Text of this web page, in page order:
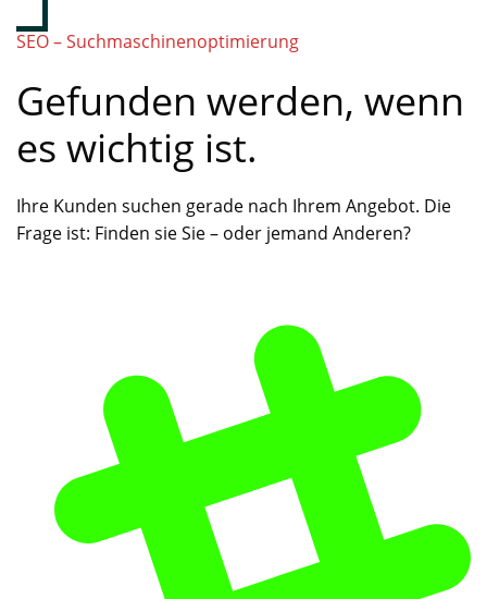
SEO – Suchmaschinenoptimierung
Gefunden werden, wenn
es wichtig ist.
Ihre Kunden suchen gerade nach Ihrem Angebot. Die
Frage ist: Finden sie Sie – oder jemand Anderen?